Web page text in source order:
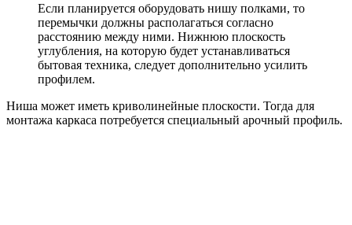
Если планируется оборудовать нишу полками, то
перемычки должны располагаться согласно
расстоянию между ними. Нижнюю плоскость
углубления, на которую будет устанавливаться
бытовая техника, следует дополнительно усилить
профилем.
Ниша может иметь криволинейные плоскости. Тогда для
монтажа каркаса потребуется специальный арочный профиль.